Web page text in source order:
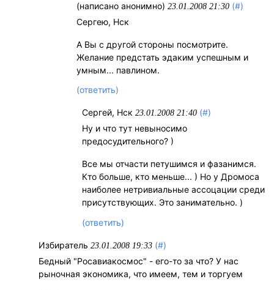
(написано анонимно) 23.01.2008 21:30 (#)
Сергею, Нск
А Вы с другой стороны посмотрите.
Желание предстать эдаким успешным и
умным... павлином.
(ответить)
Сергей, Нск 23.01.2008 21:40 (#)
Ну и что тут невыносимо
предосудительного? )
Все мы отчасти петушимся и фазанимся.
Кто больше, кто меньше... ) Но у Дромоса
наиболее нетривиальные ассоцации среди
присутствующих. Это занимательно. )
(ответить)
Избиратель 23.01.2008 19:33 (#)
Бедный "Росавиакосмос" - его-то за что? У нас
рыночная экономика, что имеем, тем и торгуем